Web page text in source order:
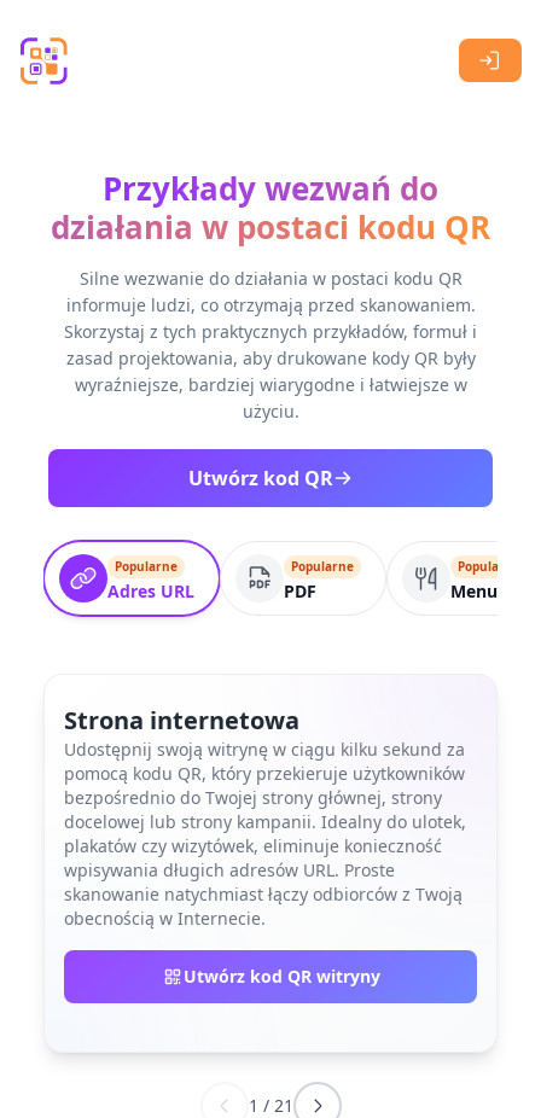
Przykłady wezwań do
działania w postaci kodu QR
Silne wezwanie do działania w postaci kodu QR
informuje ludzi, co otrzymają przed skanowaniem.
Skorzystaj z tych praktycznych przykładów, formuł i
zasad projektowania, aby drukowane kody QR były
wyraźniejsze, bardziej wiarygodne i łatwiejsze w
użyciu.
Utwórz kod QR
Popularne
Adres URL
Popularne
PDF
Popularne
Menu
Strona internetowa
Udostępnij swoją witrynę w ciągu kilku sekund za
pomocą kodu QR, który przekieruje użytkowników
bezpośrednio do Twojej strony głównej, strony
docelowej lub strony kampanii. Idealny do ulotek,
plakatów czy wizytówek, eliminuje konieczność
wpisywania długich adresów URL. Proste
skanowanie natychmiast łączy odbiorców z Twoją
obecnością w Internecie.
Utwórz kod QR witryny
1 / 21